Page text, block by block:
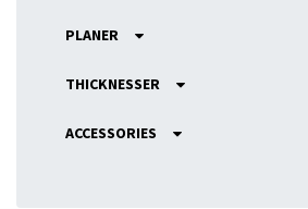
PLANER
THICKNESSER
ACCESSORIES